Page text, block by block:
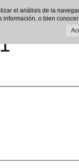
el análisis de la
información, o bien